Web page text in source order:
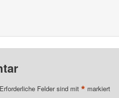
Erforderliche Felder sind mit * markiert